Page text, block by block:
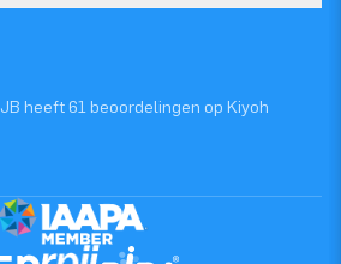
JB heeft 61 beoordelingen op Kiyoh